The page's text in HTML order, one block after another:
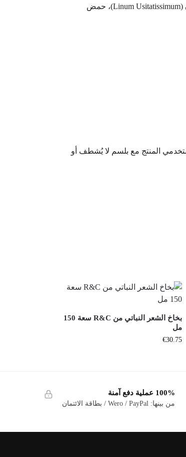
Protein)، زيت بذور الشيا (Salvia Hispanica Seed Oil)، الزيليتول، مستخلص ثمار الفلفل (Capsicum Frutescens)، مستخلص بذور الكتان (Linum Usitatissimum)، حمض
المنتج مع بلسم لا يُشطف أو
بخاخ الشعر النباتي من R&C سعة 150
مل
€30.75
100% عملية دفع آمنة
من بينها: Wero / PayPal / بطاقة الائتمان